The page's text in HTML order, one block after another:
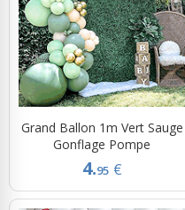
Grand Ballon 1m Vert Sauge
Gonflage Pompe
4.95 €